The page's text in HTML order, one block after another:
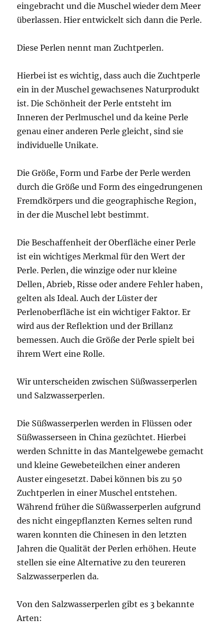
eingebracht und die Muschel wieder dem Meer
überlassen. Hier entwickelt sich dann die Perle.
Diese Perlen nennt man Zuchtperlen.
Hierbei ist es wichtig, dass auch die Zuchtperle
ein in der Muschel gewachsenes Naturprodukt
ist. Die Schönheit der Perle entsteht im
Inneren der Perlmuschel und da keine Perle
genau einer anderen Perle gleicht, sind sie
individuelle Unikate.
Die Größe, Form und Farbe der Perle werden
durch die Größe und Form des eingedrungenen
Fremdkörpers und die geographische Region,
in der die Muschel lebt bestimmt.
Die Beschaffenheit der Oberfläche einer Perle
ist ein wichtiges Merkmal für den Wert der
Perle. Perlen, die winzige oder nur kleine
Dellen, Abrieb, Risse oder andere Fehler haben,
gelten als Ideal. Auch der Lüster der
Perlenoberfläche ist ein wichtiger Faktor. Er
wird aus der Reflektion und der Brillanz
bemessen. Auch die Größe der Perle spielt bei
ihrem Wert eine Rolle.
Wir unterscheiden zwischen Süßwasserperlen
und Salzwasserperlen.
Die Süßwasserperlen werden in Flüssen oder
Süßwasserseen in China gezüchtet. Hierbei
werden Schnitte in das Mantelgewebe gemacht
und kleine Gewebeteilchen einer anderen
Auster eingesetzt. Dabei können bis zu 50
Zuchtperlen in einer Muschel entstehen.
Während früher die Süßwasserperlen aufgrund
des nicht eingepflanzten Kernes selten rund
waren konnten die Chinesen in den letzten
Jahren die Qualität der Perlen erhöhen. Heute
stellen sie eine Alternative zu den teureren
Salzwasserperlen da.
Von den Salzwasserperlen gibt es 3 bekannte
Arten: